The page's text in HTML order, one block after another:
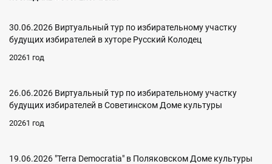
30.06.2026 Виртуальный тур по избирательному участку
будущих избирателей в хуторе Русский Колодец
20261 год
26.06.2026 Виртуальный тур по избирательному участку
будущих избирателей в Советинском Доме культуры
20261 год
19.06.2026 "Terra Democratia" в Поляковском Доме культуры